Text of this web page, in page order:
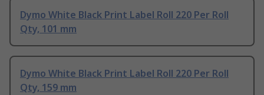
Dymo White Black Print Label Roll 220 Per Roll
Qty, 101 mm
Dymo White Black Print Label Roll 220 Per Roll
Qty, 159 mm